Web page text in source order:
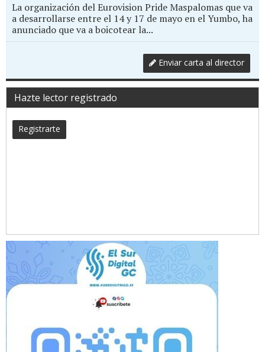
La organización del Eurovision Pride Maspalomas que va
a desarrollarse entre el 14 y 17 de mayo en el Yumbo, ha
anunciado que va a boicotear la...
Enviar carta al director
Hazte lector registrado
Registrarte